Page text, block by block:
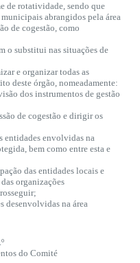
de rotatividade, sendo que
abrangidos pela área
de cogestão, como
o substitui nas situações de
e organizar todas as
deste órgão, nomeadamente:
dos instrumentos de gestão
de cogestão e dirigir os
entidades envolvidas na
bem como entre esta e
das entidades locais e
organizações
desenvolvidas na área
do Comité